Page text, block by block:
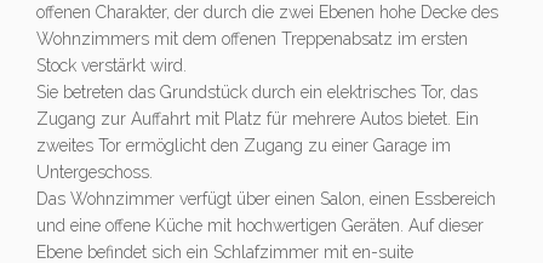
offenen Charakter, der durch die zwei Ebenen hohe Decke des
Wohnzimmers mit dem offenen Treppenabsatz im ersten
Stock verstärkt wird.
Sie betreten das Grundstück durch ein elektrisches Tor, das
Zugang zur Auffahrt mit Platz für mehrere Autos bietet. Ein
zweites Tor ermöglicht den Zugang zu einer Garage im
Untergeschoss.
Das Wohnzimmer verfügt über einen Salon, einen Essbereich
und eine offene Küche mit hochwertigen Geräten. Auf dieser
Ebene befindet sich ein Schlafzimmer mit en-suite